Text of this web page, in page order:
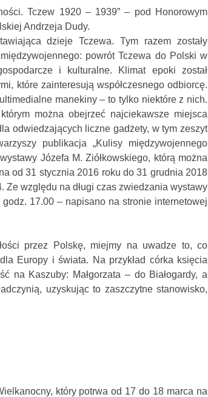
Tczew 1920 – 1939” – pod Honorowym
Andrzeja Dudy.
dzieje Tczewa. Tym razem zostały
powrót Tczewa do Polski w
i kulturalne. Klimat epoki został
które zainteresują współczesnego odbiorcę.
manekiny – to tylko niektóre z nich.
można obejrzeć najciekawsze miejsca
odwiedzających liczne gadżety, w tym zeszyt
publikacja „Kulisy międzywojennego
Józefa M. Ziółkowskiego, którą można
od 31 stycznia 2016 roku do 31 grudnia 2018
Ze względu na długi czas zwiedzania wystawy
17.00 – napisano na stronie internetowej
przez Polskę, miejmy na uwadze to, co
Europy i świata. Na przykład córka księcia
na Kaszuby: Małgorzata – do Białogardy, a
uzyskując to zaszczytne stanowisko,
który potrwa od 17 do 18 marca na